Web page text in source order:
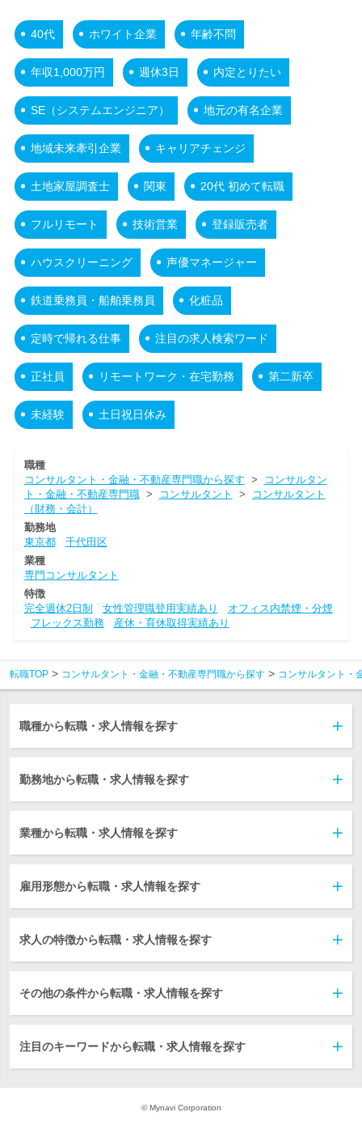
40代 ホワイト企業 年齢不問
年収1,000万円 週休3日 内定とりたい
SE（システムエンジニア） 地元の有名企業
地域未来牽引企業 キャリアチェンジ
土地家屋調査士 関東 20代 初めて転職
フルリモート 技術営業 登録販売者
ハウスクリーニング 声優マネージャー
鉄道乗務員・船舶乗務員 化粧品
定時で帰れる仕事 注目の求人検索ワード
正社員 リモートワーク・在宅勤務 第二新卒
未経験 土日祝日休み
職種
コンサルタント・金融・不動産専門職から探す >
コンサルタン
ト・金融・不動産専門職> コンサルタント >
コンサルタント
（財務・会計）
勤務地
東京都
千代田区
業種
専門コンサルタント
特徴
完全週休2日制
女性管理職登用実績あり
オフィス内禁煙・分煙
フレックス勤務
産休・育休取得実績あり
転職TOP コンサルタント・金融・不動産専門職から探す コンサルタント・
職種から転職・求人情報を探す
勤務地から転職・求人情報を探す
業種から転職・求人情報を探す
雇用形態から転職・求人情報を探す
求人の特徴から転職・求人情報を探す
その他の条件から転職・求人情報を探す
注目のキーワードから転職・求人情報を探す
© Mynavi Corporation